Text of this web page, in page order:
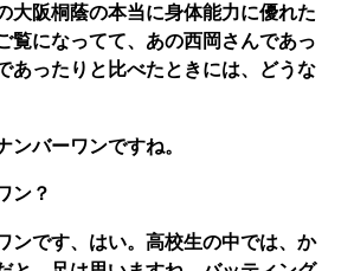
大阪桐蔭の本当に身体能力に優れた
覧になってて、あの西岡さんであっ
あったりと比べたときには、どうな
ンバーワンですね。
ン？
ンです、はい。高校生の中では、か